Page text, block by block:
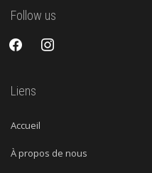
Follow us
facebookinstagram
Liens
Accueil
À propos de nous